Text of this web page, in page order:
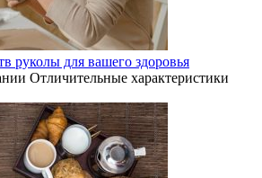
руколы для вашего здоровья
Отличительные характеристики